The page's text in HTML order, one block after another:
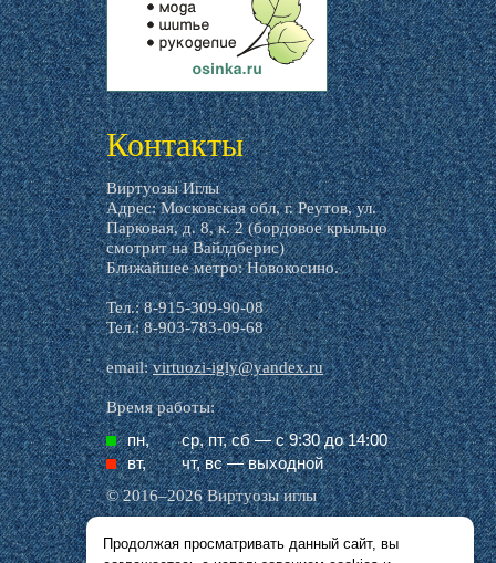
livemaster.ru
Контакты
Виртуозы Иглы
Адрес: Московская обл, г. Реутов, ул.
Парковая, д. 8, к. 2 (бордовое крыльцо
смотрит на Вайлдберис)
Ближайшее метро: Новокосино.
Тел.: 8-915-309-90-08
Тел.: 8-903-783-09-68
email:virtuozi-igly@yandex.ru
Время работы:
пн,
ср, пт, cб — с 9:30 до 14:00
вт,
чт, вс — выходной
© 2016–2026 Виртуозы иглы
Все названия производителей, символика и
Продолжая просматривать данный сайт, вы